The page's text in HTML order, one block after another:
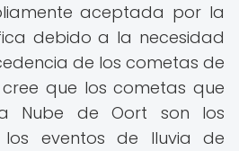
aceptada por la
debido a la necesidad
de los cometas de
que los cometas que
Nube de Oort son los
los eventos de lluvia de